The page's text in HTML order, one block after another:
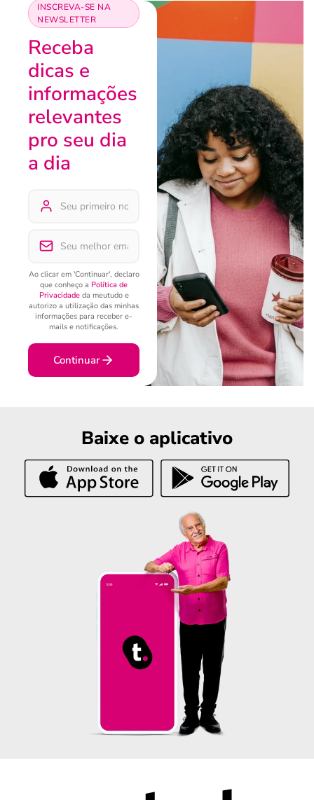
INSCREVA-SE NA
NEWSLETTER
Receba
dicas e
informações
relevantes
pro seu dia
a dia
Ao clicar em 'Continuar', declaro
que conheço a Política de
Privacidadeda meutudo e
autorizo a utilização das minhas
informações para receber e-
mails e notificações.
Continuar
Baixe o aplicativo